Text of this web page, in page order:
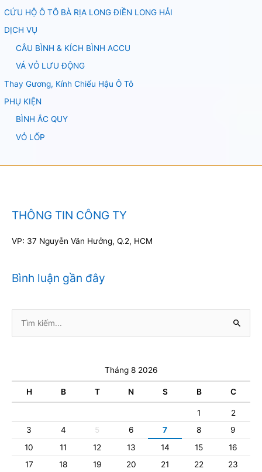
CỨU HỘ Ô TÔ BÀ RỊA LONG ĐIỀN LONG HẢI
DỊCH VỤ
CÂU BÌNH & KÍCH BÌNH ACCU
VÁ VỎ LƯU ĐỘNG
Thay Gương, Kính Chiếu Hậu Ô Tô
PHỤ KIỆN
BÌNH ẮC QUY
VỎ LỐP
THÔNG TIN CÔNG TY
VP: 37 Nguyễn Văn Hưởng, Q.2, HCM
Bình luận gần đây
kiếm:
Tháng 8 2026
H B T N S B C
1
2
3
4 5 6 7 8
9
10
11 12 13 14 15
16
17
18 19 20 21 22 23